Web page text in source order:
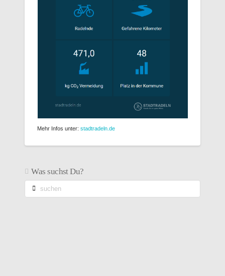
Mehr Infos unter:stadtradeln.de
Was suchst Du?